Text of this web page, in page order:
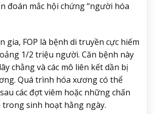
đoán mắc hội chứng “người hóa
gia, FOP là bệnh di truyền cực hiếm
1/2 triệu người. Căn bệnh này
chằng và các mô liên kết dần bị
Quá trình hóa xương có thể
các đợt viêm hoặc những chấn
sinh hoạt hằng ngày.